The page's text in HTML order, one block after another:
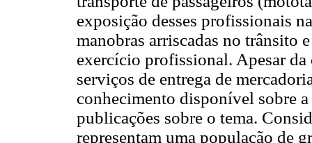
exposição desses profissionais
manobras arriscadas no trânsito
exercício profissional. Apesar
serviços de entrega de
conhecimento disponível sobre
publicações sobre o tema.
representam uma população de